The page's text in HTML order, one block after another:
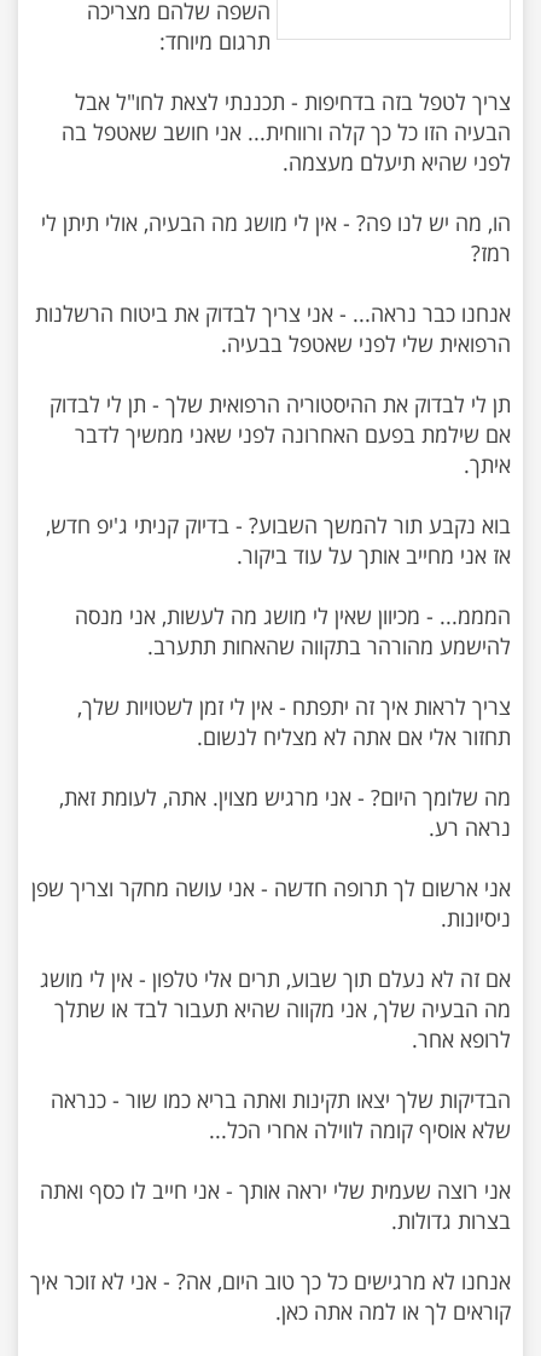
השפה שלהם מצריכה
צריך לטפל בזה בדחיפות - תכננתי לצאת לחו"ל אבל
הבעיה הזו כל כך קלה ורווחית... אני חושב שאטפל בה
הו, מה יש לנו פה? - אין לי מושג מה הבעיה, אולי תיתן לי
אנחנו כבר נראה... - אני צריך לבדוק את ביטוח הרשלנות
תן לי לבדוק את ההיסטוריה הרפואית שלך - תן לי לבדוק
אם שילמת בפעם האחרונה לפני שאני ממשיך לדבר
בוא נקבע תור להמשך השבוע? - בדיוק קניתי ג'יפ חדש,
המממ... - מכיוון שאין לי מושג מה לעשות, אני מנסה
צריך לראות איך זה יתפתח - אין לי זמן לשטויות שלך,
מה שלומך היום? - אני מרגיש מצוין. אתה, לעומת זאת,
אני ארשום לך תרופה חדשה - אני עושה מחקר וצריך שפן
אם זה לא נעלם תוך שבוע, תרים אלי טלפון - אין לי מושג
מה הבעיה שלך, אני מקווה שהיא תעבור לבד או שתלך
הבדיקות שלך יצאו תקינות ואתה בריא כמו שור - כנראה
אני רוצה שעמית שלי יראה אותך - אני חייב לו כסף ואתה
אנחנו לא מרגישים כל כך טוב היום, אה? - אני לא זוכר איך